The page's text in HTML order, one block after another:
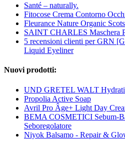
Santé – naturally.
Fitocose Crema Contorno
Fleurance Nature Organic
SAINT CHARLES Maschera
5 recensioni clienti per GRN
Liquid Eyeliner
Nuovi prodotti:
UND GRETEL WALT
Propolia Active Soap
Avril Pro Âge+ Light Day
BEMA COSMETICI Sebum-
Seboregolatore
Niyok Balsamo - Repair &